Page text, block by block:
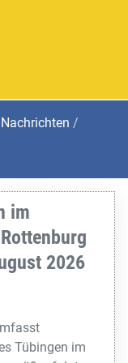
Nachrichten
im
2026
Tübingen im